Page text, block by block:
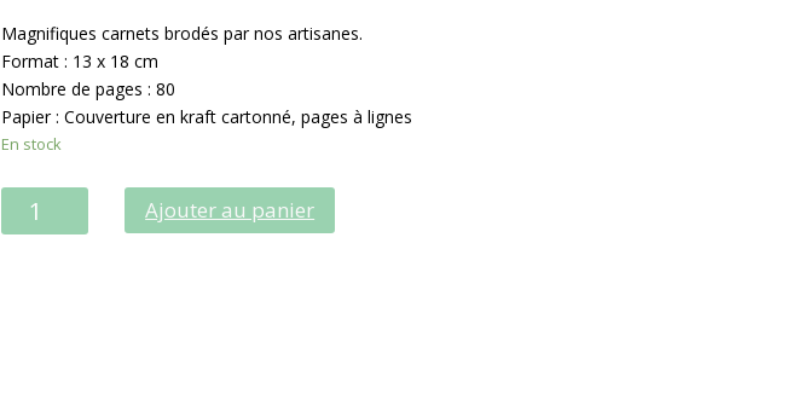
Magnifiques carnets brodés par nos artisanes.
Format : 13 x 18 cm
Nombre de pages : 80
Papier : Couverture en kraft cartonné, pages à lignes
En stock
QUANTITÉ
DE
Ajouter au panier